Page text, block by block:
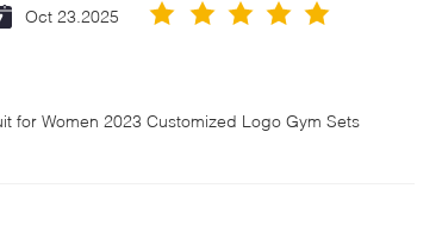
Oct 23.2025
for Women 2023 Customized Logo Gym Sets